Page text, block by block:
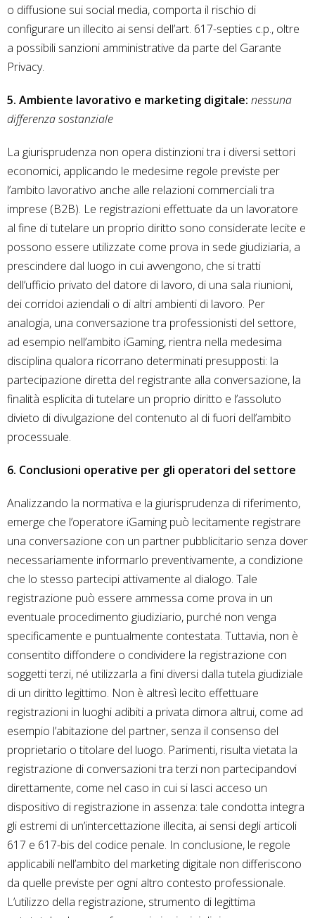
o diffusione sui social media, comporta il rischio di
configurare un illecito ai sensi dell’art. 617-septies c.p., oltre
a possibili sanzioni amministrative da parte del Garante
Privacy.
5. Ambiente lavorativo e marketing digitale: nessuna
differenza sostanziale
La giurisprudenza non opera distinzioni tra i diversi settori
economici, applicando le medesime regole previste per
l’ambito lavorativo anche alle relazioni commerciali tra
imprese (B2B). Le registrazioni effettuate da un lavoratore
al fine di tutelare un proprio diritto sono considerate lecite e
possono essere utilizzate come prova in sede giudiziaria, a
prescindere dal luogo in cui avvengono, che si tratti
dell’ufficio privato del datore di lavoro, di una sala riunioni,
dei corridoi aziendali o di altri ambienti di lavoro. Per
analogia, una conversazione tra professionisti del settore,
ad esempio nell’ambito iGaming, rientra nella medesima
disciplina qualora ricorrano determinati presupposti: la
partecipazione diretta del registrante alla conversazione, la
finalità esplicita di tutelare un proprio diritto e l’assoluto
divieto di divulgazione del contenuto al di fuori dell’ambito
processuale.
6. Conclusioni operative per gli operatori del settore
Analizzando la normativa e la giurisprudenza di riferimento,
emerge che l’operatore iGaming può lecitamente registrare
una conversazione con un partner pubblicitario senza dover
necessariamente informarlo preventivamente, a condizione
che lo stesso partecipi attivamente al dialogo. Tale
registrazione può essere ammessa come prova in un
eventuale procedimento giudiziario, purché non venga
specificamente e puntualmente contestata. Tuttavia, non è
consentito diffondere o condividere la registrazione con
soggetti terzi, né utilizzarla a fini diversi dalla tutela giudiziale
di un diritto legittimo. Non è altresì lecito effettuare
registrazioni in luoghi adibiti a privata dimora altrui, come ad
esempio l’abitazione del partner, senza il consenso del
proprietario o titolare del luogo. Parimenti, risulta vietata la
registrazione di conversazioni tra terzi non partecipandovi
direttamente, come nel caso in cui si lasci acceso un
dispositivo di registrazione in assenza: tale condotta integra
gli estremi di un’intercettazione illecita, ai sensi degli articoli
617 e 617-bis del codice penale. In conclusione, le regole
applicabili nell’ambito del marketing digitale non differiscono
da quelle previste per ogni altro contesto professionale.
L’utilizzo della registrazione, strumento di legittima